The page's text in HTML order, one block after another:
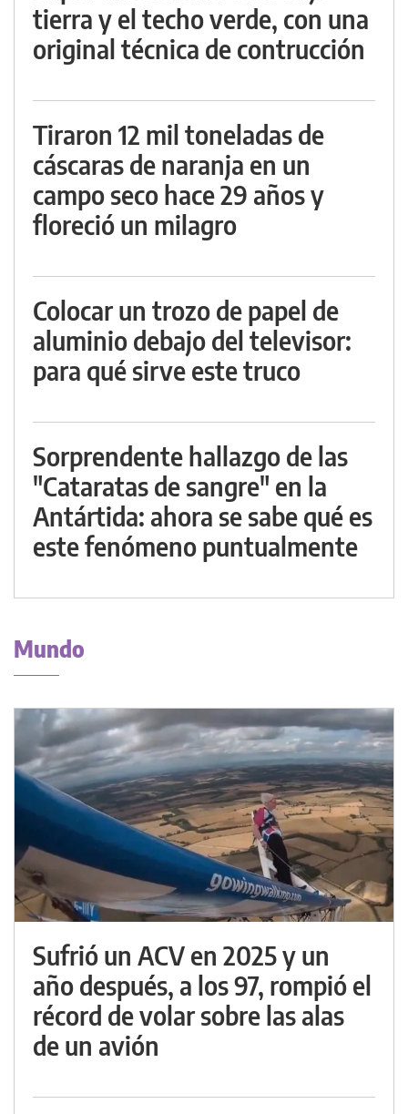
tierra y el techo verde, con una
original técnica de contrucción
Tiraron 12 mil toneladas de
cáscaras de naranja en un
campo seco hace 29 años y
floreció un milagro
Colocar un trozo de papel de
aluminio debajo del televisor:
para qué sirve este truco
Sorprendente hallazgo de las
"Cataratas de sangre" en la
Antártida: ahora se sabe qué es
este fenómeno puntualmente
Mundo
Sufrió un ACV en 2025 y un
año después, a los 97, rompió el
récord de volar sobre las alas
de un avión